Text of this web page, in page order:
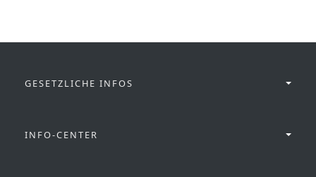
GESETZLICHE INFOS
INFO-CENTER